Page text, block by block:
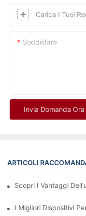
Carica I Tuoi
Soddisfare
Invia Domanda Ora
ARTICOLI
Scopri I Vantaggi
I Migliori Dispositivi